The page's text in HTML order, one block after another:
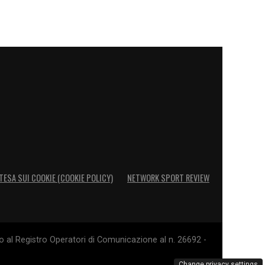
SUI COOKIE (COOKIE POLICY) NETWORK SPORT REVIEW
Registro Operatori di Comunicazione al n. 26692 -